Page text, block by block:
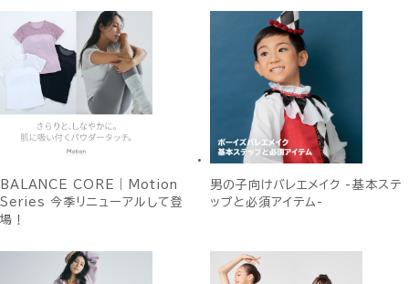
BALANCE CORE｜Motion
Series 今季リニューアルして登
場！
男の子向けバレエメイク -基本ステ
ップと必須アイテム-